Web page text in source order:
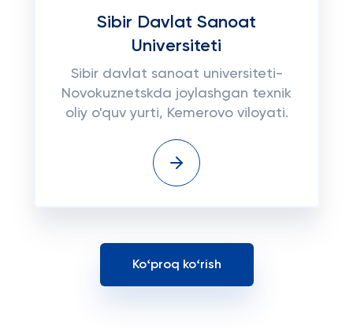
Sibir Davlat Sanoat
Universiteti
Sibir davlat sanoat universiteti-
Novokuznetskda joylashgan texnik
oliy o'quv yurti, Kemerovo viloyati.
Koʻproq koʻrish